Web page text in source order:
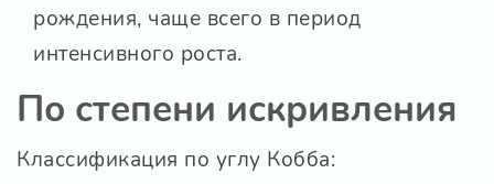
рождения, чаще всего в период
интенсивного роста.
По степени искривления
Классификация по углу Кобба: